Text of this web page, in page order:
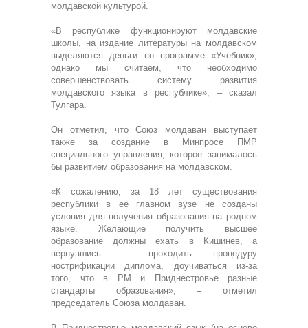
молдавской культурой.
«В республике функционируют молдавские
школы, на издание литературы на молдавском
выделяются деньги по программе «Учебник»,
однако мы считаем, что необходимо
совершенствовать систему развития
молдавского языка в республике», – сказал
Тулгара.
Он отметил, что Союз молдаван выступает
также за создание в Минпросе ПМР
специального управления, которое занималось
бы развитием образования на молдавском.
«К сожалению, за 18 лет существования
республики в ее главном вузе не созданы
условия для получения образования на родном
языке. Желающие получить высшее
образование должны ехать в Кишинев, а
вернувшись – проходить процедуру
нострификации диплома, доучиваться из-за
того, что в РМ и Приднестровье разные
стандарты образования», – отметил
председатель Союза молдаван.